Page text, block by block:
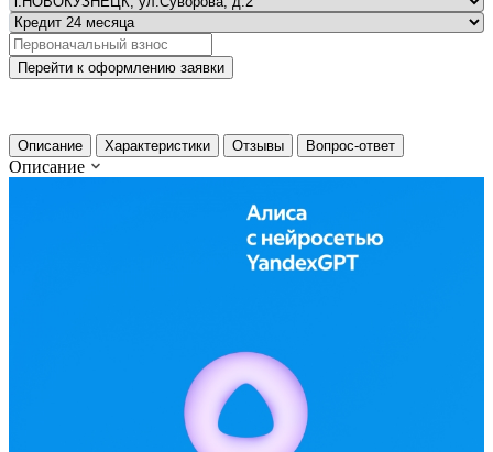
Перейти к оформлению заявки
Описание Характеристики Отзывы Вопрос-ответ
Описание